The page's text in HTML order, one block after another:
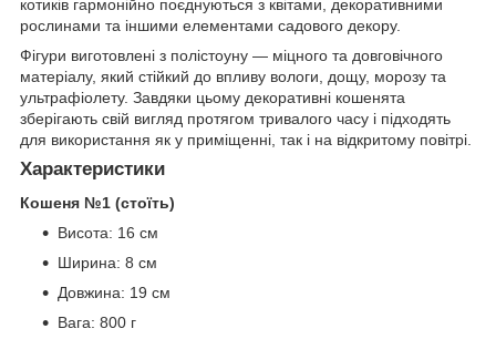
котиків гармонійно поєднуються з квітами, декоративними
рослинами та іншими елементами садового декору.
Фігури виготовлені з полістоуну — міцного та довговічного
матеріалу, який стійкий до впливу вологи, дощу, морозу та
ультрафіолету. Завдяки цьому декоративні кошенята
зберігають свій вигляд протягом тривалого часу і підходять
для використання як у приміщенні, так і на відкритому повітрі.
Характеристики
Кошеня №1 (стоїть)
Висота: 16 см
Ширина: 8 см
Довжина: 19 см
Вага: 800 г